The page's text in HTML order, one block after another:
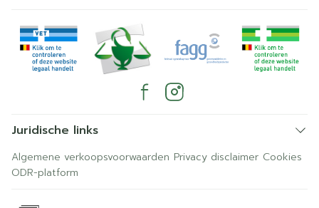
Juridische links
Algemene verkoopsvoorwaarden Privacy disclaimer Cookies
ODR-platform